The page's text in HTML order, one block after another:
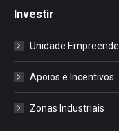
Investir
Unidade Empreende
Apoios e Incentivos
Zonas Industriais